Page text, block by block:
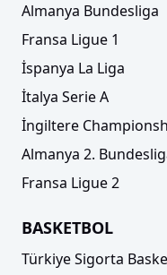
Almanya Bundesliga
Fransa Ligue 1
İspanya La Liga
İtalya Serie A
İngiltere
Almanya 2.
Fransa Ligue 2
BASKETBOL
Türkiye Sigorta